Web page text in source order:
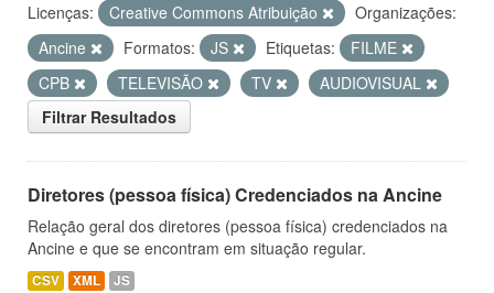
Licenças: Creative Commons Atribuição
Organizações:
Ancine
Formatos: JS Etiquetas:
FILME
CPB
TELEVISÃO TV
AUDIOVISUAL
Filtrar Resultados
Diretores (pessoa física) Credenciados na Ancine
Relação geral dos diretores (pessoa física) credenciados na
Ancine e que se encontram em situação regular.
CSV XML JS